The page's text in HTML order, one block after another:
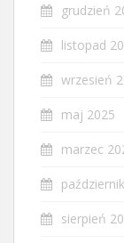
grudzień
listopad
wrzesień
maj 2025
marzec
sierpień